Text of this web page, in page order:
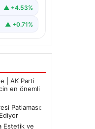
▲ +4.53%
▲ +0.71%
| AK Parti
en önemli
Patlaması:
Estetik ve